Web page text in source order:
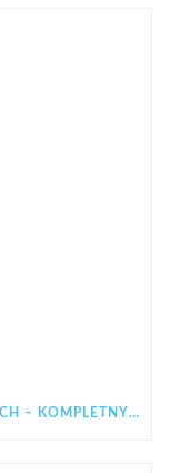
TRZY DOLINY W ALPACH FRANCUSKICH – KOMPLETNY PRZEWODNIK PO LES 3 VALLÉES